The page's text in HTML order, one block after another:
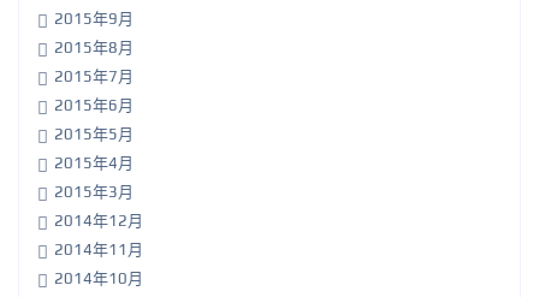
2015年9月
2015年8月
2015年7月
2015年6月
2015年5月
2015年4月
2015年3月
2014年12月
2014年11月
2014年10月